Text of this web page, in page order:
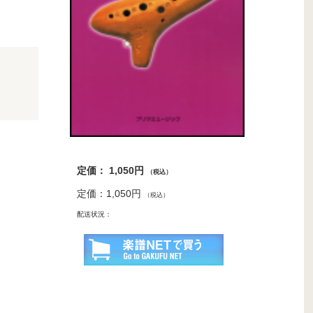
定価： 1,050円 （税込）
定価：1,050円 （税込）
配送状況：